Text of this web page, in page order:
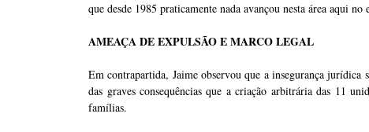
que desde 1985 praticamente nada avançou nesta área aqui no
AMEAÇA DE EXPULSÃO E MARCO LEGAL
Em contrapartida, Jaime observou que a insegurança
das graves consequências que a criação arbitrária das 11
famílias.